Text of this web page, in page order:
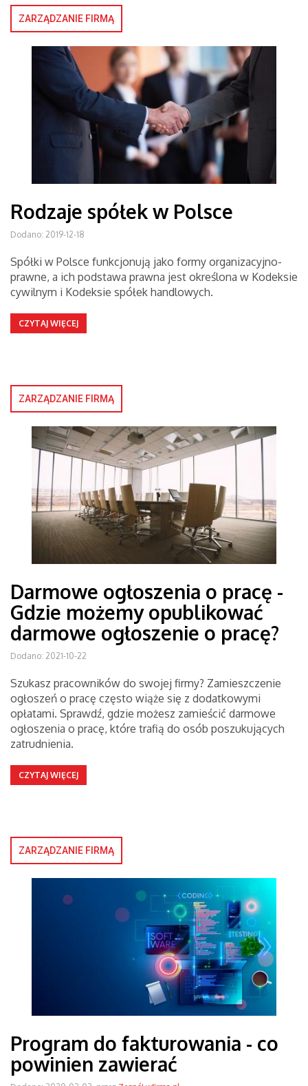
ZARZĄDZANIE FIRMĄ
Rodzaje spółek w Polsce
Dodano: 2019-12-18
Spółki w Polsce funkcjonują jako formy organizacyjno-
prawne, a ich podstawa prawna jest określona w Kodeksie
cywilnym i Kodeksie spółek handlowych.
CZYTAJ WIĘCEJ
ZARZĄDZANIE FIRMĄ
Darmowe ogłoszenia o pracę -
Gdzie możemy opublikować
darmowe ogłoszenie o pracę?
Dodano: 2021-10-22
Szukasz pracowników do swojej firmy? Zamieszczenie
ogłoszeń o pracę często wiąże się z dodatkowymi
opłatami. Sprawdź, gdzie możesz zamieścić darmowe
ogłoszenia o pracę, które trafią do osób poszukujących
zatrudnienia.
CZYTAJ WIĘCEJ
ZARZĄDZANIE FIRMĄ
Program do fakturowania - co
powinien zawierać